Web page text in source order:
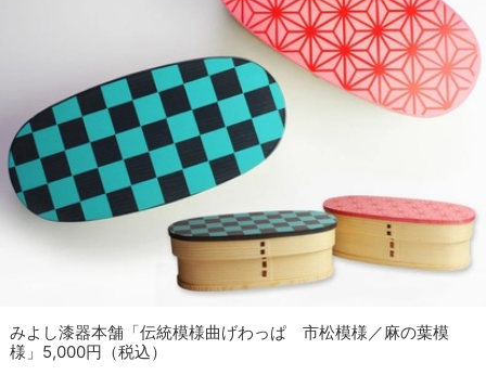
みよし漆器本舗「伝統模様曲げわっぱ 市松模様／麻の葉模
様」5,000円（税込）